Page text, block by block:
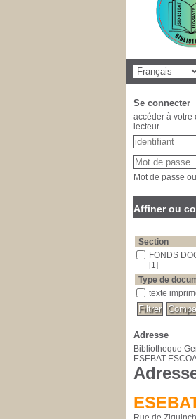
Se connecter
accéder à votre
lecteur
Mot de passe
Affiner ou
Section
FONDS
[1]
Type de
texte
Adresse
Bibliotheque
ESEBAT-